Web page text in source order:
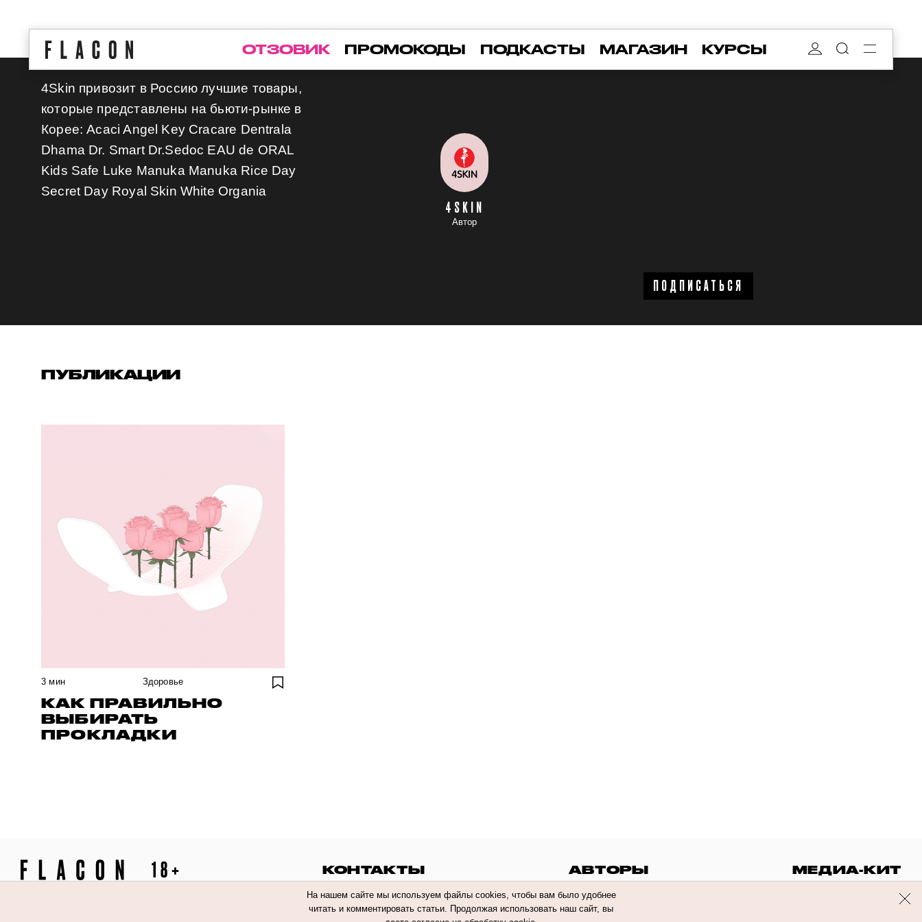
ОТЗОВИК ПРОМОКОДЫ ПОДКАСТЫ МАГАЗИН КУРСЫ
4Skin привозит в Россию лучшие товары,
которые представлены на бьюти-рынке в
Корее: Acaci Angel Key Cracare Dentrala
Dhama Dr. Smart Dr.Sedoc EAU de ORAL
Kids Safe Luke Manuka Manuka Rice Day
Secret Day Royal Skin White Organia
4SKIN
Автор
ПОДПИСАТЬСЯ
ПУБЛИКАЦИИ
3 мин Здоровье
КАК ПРАВИЛЬНО
ВЫБИРАТЬ
ПРОКЛАДКИ
КОНТАКТЫ АВТОРЫ МЕДИА-КИТ
На нашем сайте мы используем файлы cookies, чтобы вам было удобнее
читать и комментировать статьи. Продолжая использовать наш сайт, вы